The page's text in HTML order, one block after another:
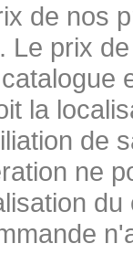
de nos
Le prix
la
de
ne